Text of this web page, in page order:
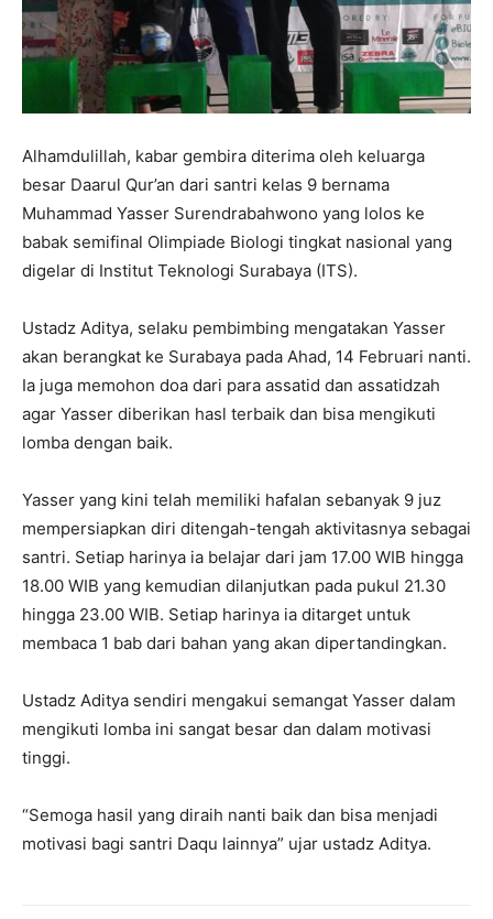
Alhamdulillah, kabar gembira diterima oleh keluarga
besar Daarul Qur’an dari santri kelas 9 bernama
Muhammad Yasser Surendrabahwono yang lolos ke
babak semifinal Olimpiade Biologi tingkat nasional yang
digelar di Institut Teknologi Surabaya (ITS).
Ustadz Aditya, selaku pembimbing mengatakan Yasser
akan berangkat ke Surabaya pada Ahad, 14 Februari nanti.
Ia juga memohon doa dari para assatid dan assatidzah
agar Yasser diberikan hasl terbaik dan bisa mengikuti
lomba dengan baik.
Yasser yang kini telah memiliki hafalan sebanyak 9 juz
mempersiapkan diri ditengah-tengah aktivitasnya sebagai
santri. Setiap harinya ia belajar dari jam 17.00 WIB hingga
18.00 WIB yang kemudian dilanjutkan pada pukul 21.30
hingga 23.00 WIB. Setiap harinya ia ditarget untuk
membaca 1 bab dari bahan yang akan dipertandingkan.
Ustadz Aditya sendiri mengakui semangat Yasser dalam
mengikuti lomba ini sangat besar dan dalam motivasi
tinggi.
“Semoga hasil yang diraih nanti baik dan bisa menjadi
motivasi bagi santri Daqu lainnya” ujar ustadz Aditya.